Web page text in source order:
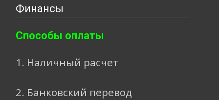
Финансы
Способы оплаты
1. Наличный расчет
2. Банковский перевод